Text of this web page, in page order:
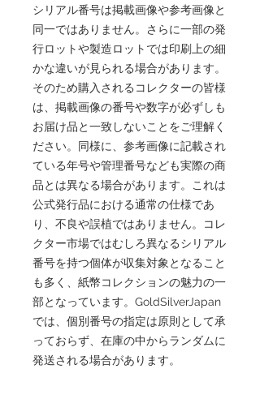
シリアル番号は掲載画像や参考画像と
同一ではありません。さらに一部の発
行ロットや製造ロットでは印刷上の細
かな違いが見られる場合があります。
そのため購入されるコレクターの皆様
は、掲載画像の番号や数字が必ずしも
お届け品と一致しないことをご理解く
ださい。同様に、参考画像に記載され
ている年号や管理番号なども実際の商
品とは異なる場合があります。これは
公式発行品における通常の仕様であ
り、不良や誤植ではありません。コレ
クター市場ではむしろ異なるシリアル
番号を持つ個体が収集対象となること
も多く、紙幣コレクションの魅力の一
部となっています。GoldSilverJapan
では、個別番号の指定は原則として承
っておらず、在庫の中からランダムに
発送される場合があります。